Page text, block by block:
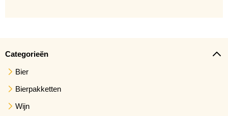
Categorieën
Bier
Bierpakketten
Wijn